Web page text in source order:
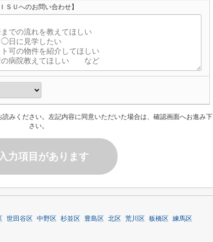
ＳＵへのお問い合わせ】
読みください。左記内容に同意いただいた場合は、確認画面へお進み下
さい。
力項目があります
世田谷区 中野区 杉並区 豊島区 北区 荒川区 板橋区
練馬区